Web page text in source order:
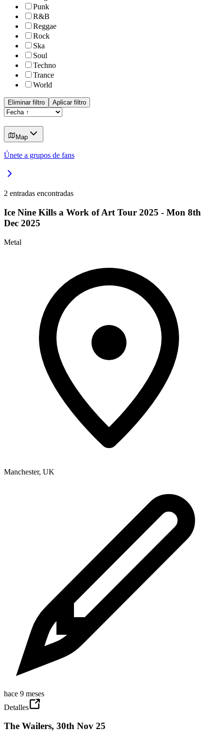
Punk
R&B
Reggae
Rock
Ska
Soul
Techno
Trance
World
Eliminar filtro Aplicar filtro
Map
Únete a grupos de fans
2 entradas encontradas
Ice Nine Kills a Work of Art Tour 2025 - Mon 8th
Dec 2025
Metal
Manchester, UK
hace 9 meses
Detalles
The Wailers, 30th Nov 25